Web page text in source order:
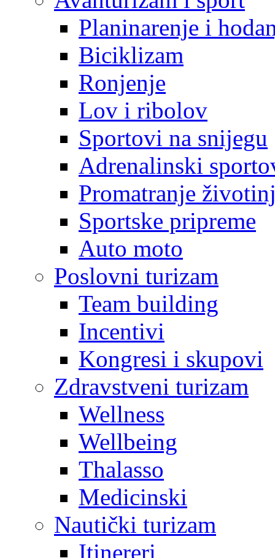
Planinarenje i
Biciklizam
Ronjenje
Lov i ribolov
Sportovi na snijegu
Adrenalinski
Promatranje
Sportske pripreme
Auto moto
Poslovni turizam
Team building
Incentivi
Kongresi i skupovi
Zdravstveni turizam
Wellness
Wellbeing
Thalasso
Medicinski
Nautički turizam
Itinereri